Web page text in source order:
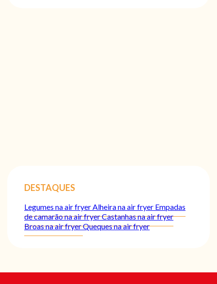
DESTAQUES
Legumes na air fryer Alheira na air fryer Empadas
de camarão na air fryerCastanhas na air fryer
Broas na air fryerQueques na air fryer